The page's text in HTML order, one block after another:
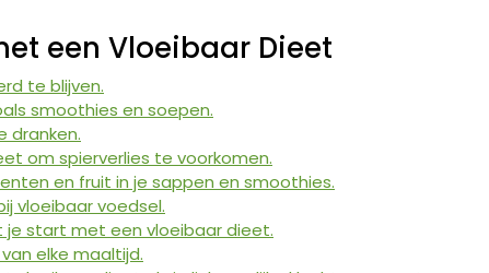
een Vloeibaar Dieet
te blijven.
smoothies en soepen.
dranken.
om spierverlies te voorkomen.
en fruit in je sappen en smoothies.
vloeibaar voedsel.
start met een vloeibaar dieet.
elke maaltijd.